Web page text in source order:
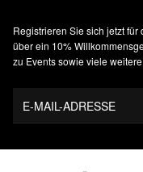
Registrieren Sie sich jetzt
über ein 10%
zu Events sowie viele
E-MAIL-ADRESSE